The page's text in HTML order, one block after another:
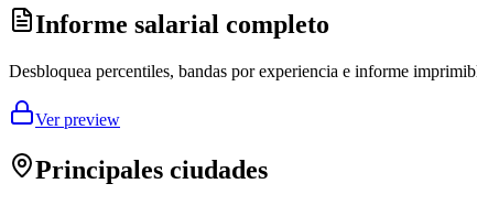
Informe salarial completo
Desbloquea percentiles, bandas por experiencia e informe
Ver preview
Principales ciudades